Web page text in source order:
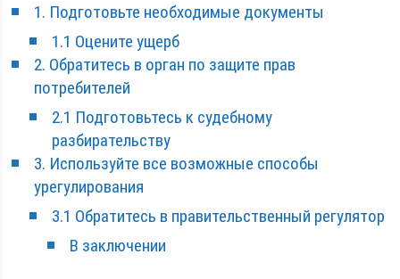
1. Подготовьте необходимые документы
1.1 Оцените ущерб
2. Обратитесь в орган по защите прав
потребителей
2.1 Подготовьтесь к судебному
разбирательству
3. Используйте все возможные способы
урегулирования
3.1 Обратитесь в правительственный регулятор
В заключении